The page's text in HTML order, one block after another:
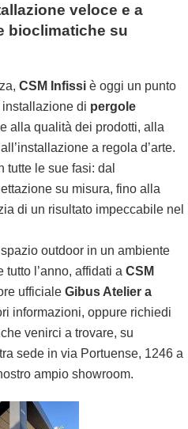
veloce e a
bioclimatiche su
CSM Infissi è oggi un punto
di pergole
alla qualità dei prodotti, alla
a regola d’arte.
tutte le sue fasi: dal
su misura, fino alla
di un risultato impeccabile nel
outdoor in un ambiente
tutto l’anno, affidati aCSM
ufficialeGibus Atelier a
informazioni, oppure richiedi
venirci a trovare, su
sede in via Portuense, 1246 a
ampio showroom.